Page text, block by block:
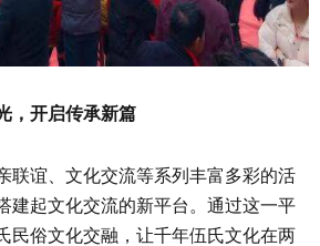
，开启传承新篇
联谊、文化交流等系列丰富多彩的活
建起文化交流的新平台。通过这一平
民俗文化交融，让千年伍氏文化在两